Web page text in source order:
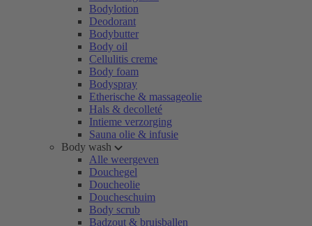
Bodylotion
Deodorant
Bodybutter
Body oil
Cellulitis creme
Body foam
Bodyspray
Etherische & massageolie
Hals & decolleté
Intieme verzorging
Sauna olie & infusie
Body wash
Alle weergeven
Douchegel
Doucheolie
Doucheschuim
Body scrub
Badzout & bruisballen